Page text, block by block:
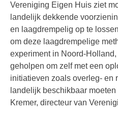
Vereniging Eigen Huis ziet
landelijk dekkende
en laagdrempelig op te
om deze laagdrempelige
experiment in Noord-
geholpen om zelf met een
initiatieven zoals overleg- en
landelijk beschikbaar moeten
Kremer, directeur van